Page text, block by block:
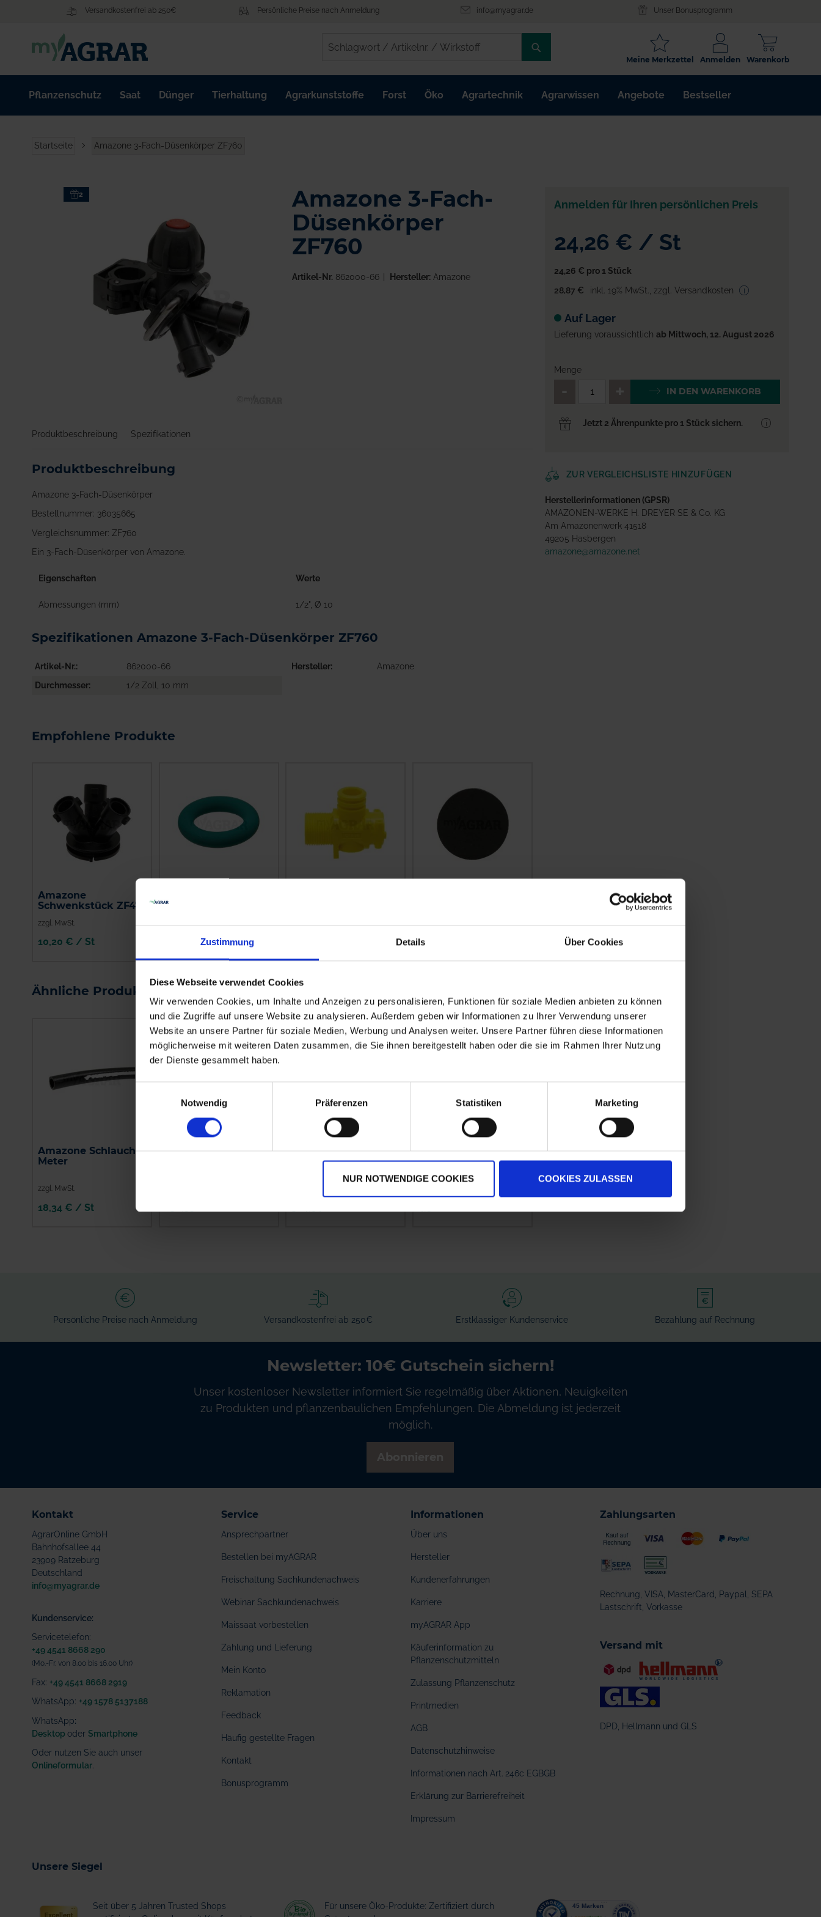
Zustimmung Details Über Cookies
Diese Webseite verwendet Cookies
Wir verwenden Cookies, um Inhalte und Anzeigen zu personalisieren, Funktionen für soziale Medien anbieten zu können
und die Zugriffe auf unsere Website zu analysieren. Außerdem geben wir Informationen zu Ihrer Verwendung unserer
Website an unsere Partner für soziale Medien, Werbung und Analysen weiter. Unsere Partner führen diese Informationen
möglicherweise mit weiteren Daten zusammen, die Sie ihnen bereitgestellt haben oder die sie im Rahmen Ihrer Nutzung
der Dienste gesammelt haben.
Notwendig
Präferenzen Statistiken Marketing
NUR NOTWENDIGE COOKIES COOKIES ZULASSEN
Versandkostenfrei ab 250€ Persönliche Preise nach Anmeldung info@myagrar.de Unser Bonusprogramm
/
ARTIKELNR.
/
Warenkorb
Anmelden
Meine Merkzettel
Pflanzenschutz Saat Dünger Tierhaltung Agrarkunststoffe Forst Öko Agrartechnik Agrarwissen Angebote Bestseller
Startseite Amazone 3-Fach-Düsenkörper ZF760
2
der
springen
Amazone 3-Fach-
Düsenkörper
ZF760
Artikel-Nr. 862000-66 Hersteller:Amazone
Produktbeschreibung Spezifikationen
Produktbeschreibung
Amazone 3-Fach-Düsenkörper
Bestellnummer: 36035665
Vergleichsnummer: ZF760
Ein 3-Fach-Düsenkörper von Amazone.
Eigenschaften Werte
Abmessungen (mm) 1/2", Ø 10
Spezifikationen Amazone 3-Fach-Düsenkörper ZF760
Artikel-Nr. 862000-66 Hersteller
Amazone
Durchmesser
1/2 Zoll, 10 mm
Empfohlene Produkte
Amazone
Schwenkstück ZF471
zzgl. MwSt.
10,20 € / St
FC198
2,64 € / St
WARENKORB
4,70 € / St
Ähnliche Produkte
Amazone Schlauch, 1
Meter
zzgl. MwSt.
18,34 € / St
Amazone
Kverneland
Filterhahn kpl.
GRANIT
Spritzenschlauch
Anmelden für Ihren persönlichen Preis
24,26 € / St
24,26 € pro 1 Stück
28,87 €
inkl. 19% MwSt. zzgl. Versandkosten
Auf Lager
Lieferung voraussichtlich ab Mittwoch, 12. August 2026
Menge
QTY_CONTROL_DECREASE
IN DEN WARENKORB
Jetzt 2 Ährenpunkte pro 1 Stück sichern.
ZUR VERGLEICHSLISTE HINZUFÜGEN
Herstellerinformationen (GPSR)
AMAZONEN-WERKE H. DREYER SE & Co. KG
Am Amazonenwerk 41518
49205 Hasbergen
amazone@amazone.net
Persönliche Preise nach Anmeldung Versandkostenfrei ab 250€ Erstklassiger Kundenservice Bezahlung auf Rechnung
Newsletter: 10€ Gutschein sichern!
Unser kostenloser Newsletter informiert Sie regelmäßig über Aktionen, Neuigkeiten
zu Produkten und pflanzenbaulichen Empfehlungen. Die Abmeldung ist jederzeit
möglich.
Kontakt
AgrarOnline GmbH
Bahnhofsallee 44
23909 Ratzeburg
Deutschland
info@myagrar.de
Kundenservice:
Servicetelefon:
+49 4541 8668 290
(Mo.-Fr. von 8.00 bis 16.00 Uhr)
Fax: +49 4541 8668 2919
WhatsApp: +49 1578 5137188
WhatsApp:
Desktop oder Smartphone
Oder nutzen Sie auch unser
Onlineformular
Service
Ansprechpartner
Bestellen bei myAGRAR
Freischaltung Sachkundenachweis
Webinar Sachkundenachweis
Maissaat vorbestellen
Zahlung und Lieferung
Mein Konto
Reklamation
Feedback
Häufig gestellte Fragen
Kontakt
Bonusprogramm
Informationen
Über uns
Hersteller
Kundenerfahrungen
Karriere
myAGRAR App
Käuferinformation zu
Pflanzenschutzmitteln
Zulassung Pflanzenschutz
Printmedien
AGB
Datenschutzhinweise
Informationen nach Art. 246c EGBGB
Erklärung zur Barrierefreiheit
Impressum
Zahlungsarten
Rechnung, VISA, MasterCard, Paypal, SEPA
Lastschrift, Vorkasse
Versand mit
DPD, Hellmann und GLS
Unsere Siegel
Seit über 5 Jahren Trusted Shops
Für unsere Öko-Produkte: Zertifiziert durch